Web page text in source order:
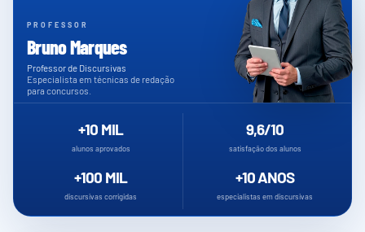
PROFESSOR
Bruno Marques
Professor de Discursivas
Especialista em técnicas de redação
para concursos.
+10 MIL
alunos aprovados
9,6/10
satisfação dos alunos
+100 MIL
discursivas corrigidas
+10 ANOS
especialistas em discursivas